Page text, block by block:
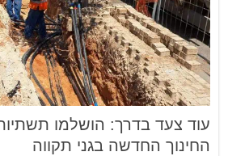
עוד צעד בדרך: הושלמו
החינוך החדשה בגני תקווה